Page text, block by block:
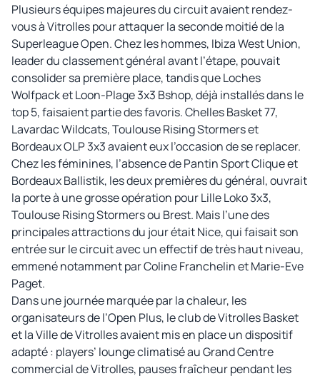
Plusieurs équipes majeures du circuit avaient rendez-
vous à Vitrolles pour attaquer la seconde moitié de la
Superleague Open. Chez les hommes, Ibiza West Union,
leader du classement général avant l’étape, pouvait
consolider sa première place, tandis que Loches
Wolfpack et Loon-Plage 3x3 Bshop, déjà installés dans le
top 5, faisaient partie des favoris. Chelles Basket 77,
Lavardac Wildcats, Toulouse Rising Stormers et
Bordeaux OLP 3x3 avaient eux l’occasion de se replacer.
Chez les féminines, l’absence de Pantin Sport Clique et
Bordeaux Ballistik, les deux premières du général, ouvrait
la porte à une grosse opération pour Lille Loko 3x3,
Toulouse Rising Stormers ou Brest. Mais l’une des
principales attractions du jour était Nice, qui faisait son
entrée sur le circuit avec un effectif de très haut niveau,
emmené notamment par Coline Franchelin et Marie-Eve
Paget.
Dans une journée marquée par la chaleur, les
organisateurs de l’Open Plus, le club de Vitrolles Basket
et la Ville de Vitrolles avaient mis en place un dispositif
adapté : players’ lounge climatisé au Grand Centre
commercial de Vitrolles, pauses fraîcheur pendant les